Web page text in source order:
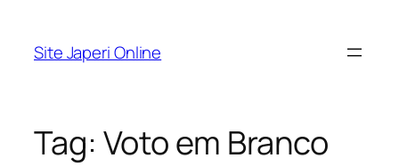
Site Japeri Online
Tag: Voto em Branco